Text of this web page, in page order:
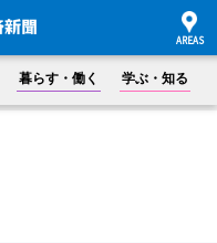
暮らす・働く 学ぶ・知る